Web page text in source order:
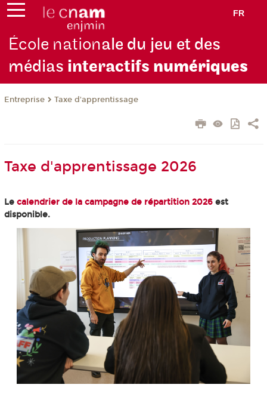
FR
École nationale du jeu et des
médias interactifs numériques
Entreprise Taxe d'apprentissage
Taxe d'apprentissage 2026
Le calendrier de la campagne de répartition 2026est
disponible.